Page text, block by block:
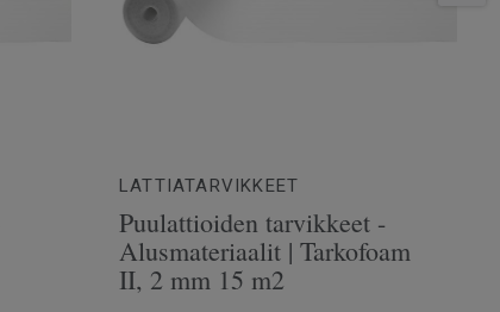
LATTIATARVIKKEET
Puulattioiden tarvikkeet -
Alusmateriaalit | Tarkofoam
II, 2 mm 15 m2